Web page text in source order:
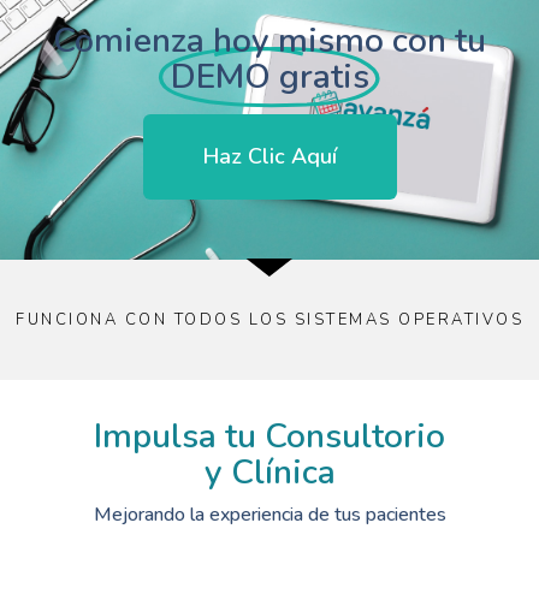
Comienza hoy mismo con tu
DEMO gratis
Haz Clic Aquí
FUNCIONA CON TODOS LOS SISTEMAS OPERATIVOS
Impulsa tu Consultorio
y Clínica
Mejorando la experiencia de tus pacientes